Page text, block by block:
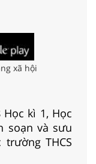
xã hội
kì 1, Học
soạn và sưu
THCS